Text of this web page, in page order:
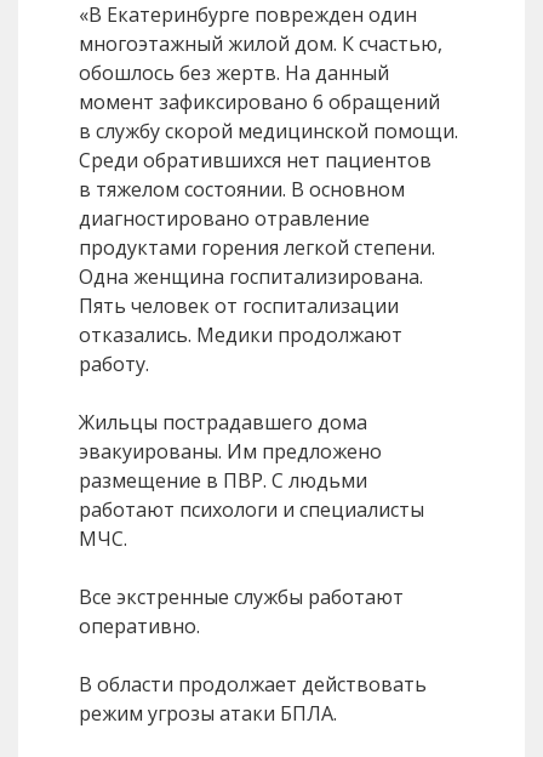
«В Екатеринбурге поврежден один
многоэтажный жилой дом. К счастью,
обошлось без жертв. На данный
момент зафиксировано 6 обращений
в службу скорой медицинской помощи.
Среди обратившихся нет пациентов
в тяжелом состоянии. В основном
диагностировано отравление
продуктами горения легкой степени.
Одна женщина госпитализирована.
Пять человек от госпитализации
отказались. Медики продолжают
работу.
Жильцы пострадавшего дома
эвакуированы. Им предложено
размещение в ПВР. С людьми
работают психологи и специалисты
МЧС.
Все экстренные службы работают
оперативно.
В области продолжает действовать
режим угрозы атаки БПЛА.